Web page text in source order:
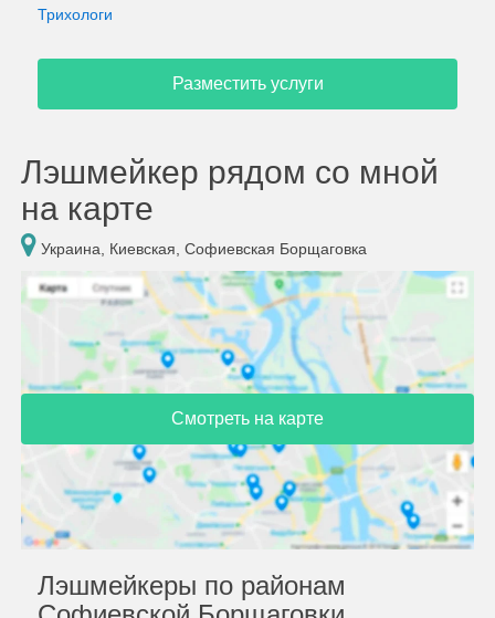
Трихологи
Разместить услуги
Лэшмейкер рядом со мной
на карте
Украина, Киевская, Софиевская Борщаговка
Смотреть на карте
Лэшмейкеры по районам